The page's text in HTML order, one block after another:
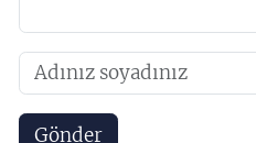
Gönder